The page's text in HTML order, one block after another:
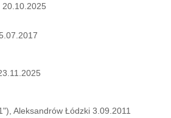
20.10.2025
Aleksandrów Łódzki 3.09.2011